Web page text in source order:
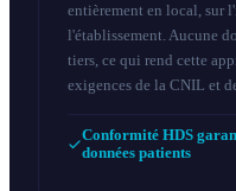
entièrement en local, sur
l'établissement. Aucune
tiers, ce qui rend cette
exigences de la CNIL et
Conformité HDS
données patients